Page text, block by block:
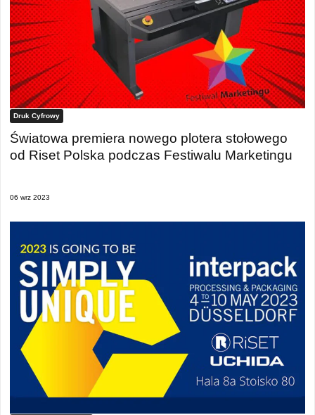
Druk Cyfrowy
Światowa premiera nowego plotera stołowego
od Riset Polska podczas Festiwalu Marketingu
06 wrz 2023